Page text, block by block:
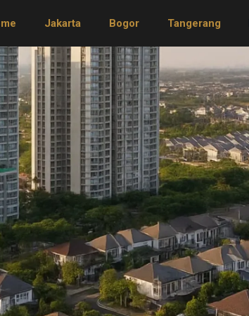
Jakarta Bogor Tangerang